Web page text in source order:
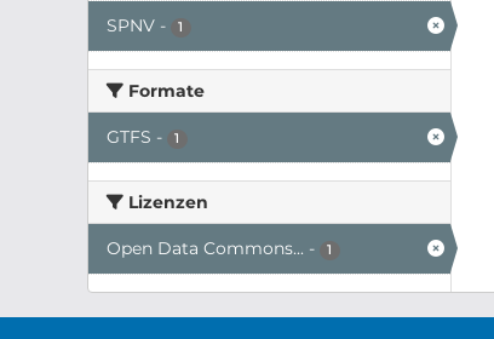
SPNV - 1
Formate
GTFS - 1
Lizenzen
Open Data Commons... - 1